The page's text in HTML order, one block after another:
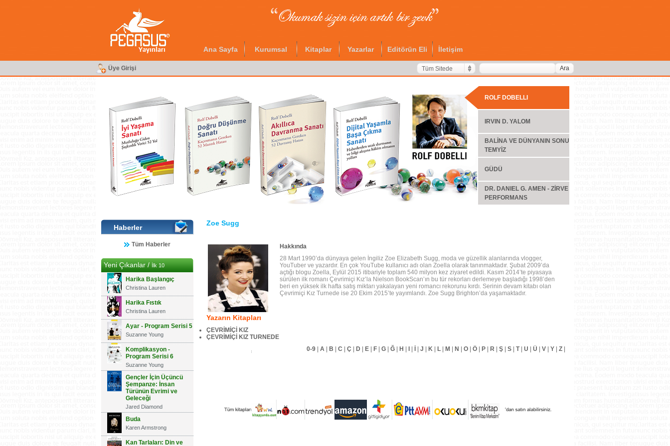
Ana Sayfa Kurumsal Kitaplar Yazarlar Editörün Eli İletişim
Tüm Sitede Ara
Üye Girişi
ROLF DOBELLI
IRVIN D. YALOM
BALİNA VE DÜNYANIN SONU
TEMYİZ
GÜDÜ
DR. DANIEL G. AMEN - ZİRVE
PERFORMANS
Haberler
Tüm Haberler
Yeni Çıkanlar /İlk 10
Harika Başlangıç
Christina Lauren
Harika Fıstık
Christina Lauren
Ayar - Program Serisi 5
Suzanne Young
Komplikasyon -
Program Serisi 6
Suzanne Young
Gençler İçin Üçüncü
Şempanze: İnsan
Türünün Evrimi ve
Geleceği
Jared Diamond
Buda
Karen Armstrong
Kan Tarlaları: Din ve
Zoe Sugg
Hakkında
28 Mart 1990’da dünyaya gelen İngiliz Zoe Elizabeth Sugg, moda ve güzellik alanlarında vlogger,
YouTuber ve yazardır. En çok YouTube kullanıcı adı olan Zoella olarak tanınmaktadır. Şubat 2009’da
açtığı blogu Zoella, Eylül 2015 itibariyle toplam 540 milyon kez ziyaret edildi. Kasım 2014’te piyasaya
sürülen ilk romanı Çevrimiçi Kız’la Nielson BookScan’ın bu tür rekorları derlemeye başladığı 1998’den
beri en yüksek ilk hafta satış miktarı yakalayan yeni romancı rekorunu kırdı. Serinin devam kitabı olan
Çevrimiçi Kız Turnede ise 20 Ekim 2015’te yayımlandı. Zoe Sugg Brighton’da yaşamaktadır.
Yazarın Kitapları
ÇEVRİMİÇİ KIZ
ÇEVRİMİÇİ KIZ TURNEDE
0-9
A B C Ç D E F G Ğ H J K L M N O Ö P R Ş S T| U Ü V Y Z